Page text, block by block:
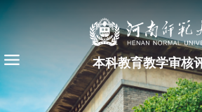
本科教育教学审核